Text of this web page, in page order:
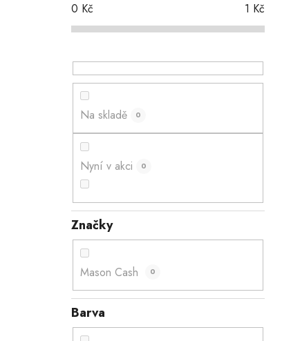
0 Kč 1 Kč
Na skladě 0
Nyní v akci 0
Značky
Mason Cash 0
Barva